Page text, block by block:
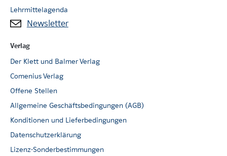
Lehrmittelagenda
Newsletter
Verlag
Der Klett und Balmer Verlag
Comenius Verlag
Offene Stellen
Allgemeine Geschäftsbedingungen (AGB)
Konditionen und Lieferbedingungen
Datenschutzerklärung
Lizenz-Sonderbestimmungen